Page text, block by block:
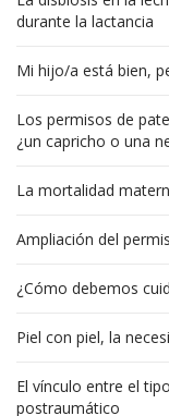
durante la lactancia
Mi hijo/a está bien,
Los permisos de
¿un capricho o una
La mortalidad
Ampliación del
¿Cómo debemos
Piel con piel, la
El vínculo entre el
postraumático